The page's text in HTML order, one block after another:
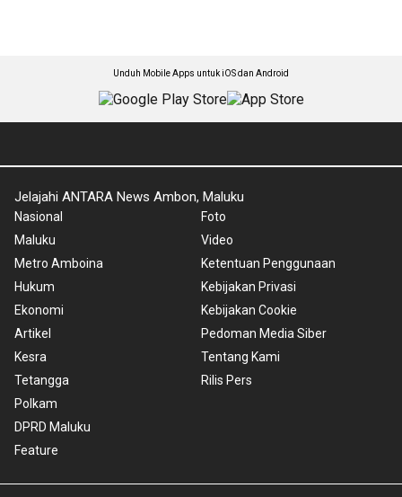
Unduh Mobile Apps untuk iOS dan Android
Jelajahi ANTARA News Ambon, Maluku
Nasional
Maluku
Metro Amboina
Hukum
Ekonomi
Artikel
Kesra
Tetangga
Polkam
DPRD Maluku
Feature
Foto
Video
Ketentuan Penggunaan
Kebijakan Privasi
Kebijakan Cookie
Pedoman Media Siber
Tentang Kami
Rilis Pers